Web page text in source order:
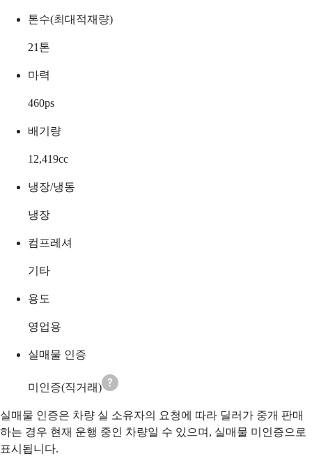
톤수(최대적재량)
21 톤
마력
460ps
배기량
12,419cc
냉장/냉동
냉장
컴프레셔
기타
용도
영업용
실매물 인증
미인증(직거래)
실매물 인증은 차량 실 소유자의 요청에 따라 딜러가 중개 판매
하는 경우 현재 운행 중인 차량일 수 있으며, 실매물 미인증으로
표시됩니다.